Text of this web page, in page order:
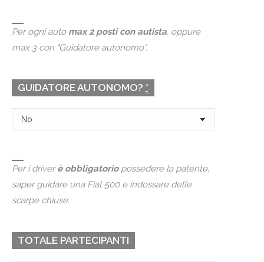
Per ogni automax 2 posti con autista, oppure
max 3 con "Guidatore autonomo".
GUIDATORE AUTONOMO? *
Per i driverè obbligatoriopossedere la patente,
saper guidare una Fiat 500 e indossare delle
scarpe chiuse.
TOTALE PARTECIPANTI